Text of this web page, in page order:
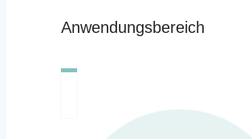
Anwendungsbereich